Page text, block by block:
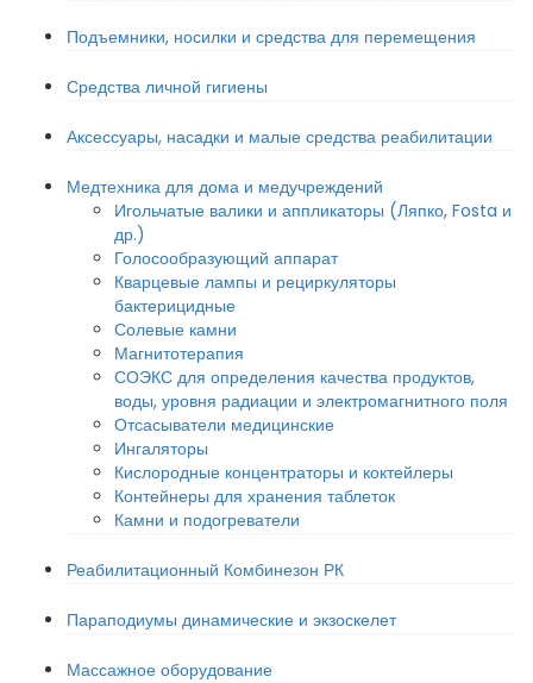
Подъемники, носилки и средства для перемещения
Средства личной гигиены
Аксессуары, насадки и малые средства реабилитации
Медтехника для дома и медучреждений
Игольчатые валики и аппликаторы (Ляпко, Fosta и
др.)
Голосообразующий аппарат
Кварцевые лампы и рециркуляторы
бактерицидные
Солевые камни
Магнитотерапия
СОЭКС для определения качества продуктов,
воды, уровня радиации и электромагнитного поля
Отсасыватели медицинские
Ингаляторы
Кислородные концентраторы и коктейлеры
Контейнеры для хранения таблеток
Камни и подогреватели
Реабилитационный Комбинезон РК
Параподиумы динамические и экзоскелет
Массажное оборудование